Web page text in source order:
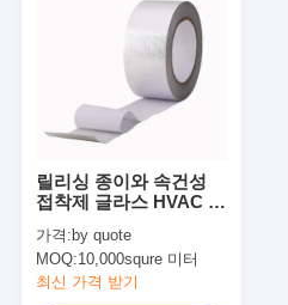
공장 견학
문의하기
릴리싱 종이와 속건성
접착제 글라스 HVAC 알
um
가격: by quote
MOQ:10,000squre 미터
최신 가격 받기